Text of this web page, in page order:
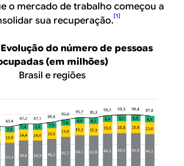
o mercado de trabalho começou a
sua recuperação.[1]
do número de pessoas
(em milhões)
Brasil e regiões